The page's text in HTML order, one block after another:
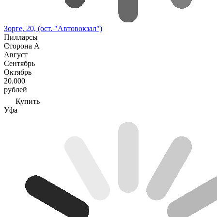
Зорге, 20, (ост. "Автовокзал")
Пилларсы
Сторона А
Август
Сентябрь
Октябрь
20.000
рублей
Купить
Уфа